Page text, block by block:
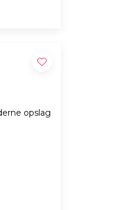
opslag